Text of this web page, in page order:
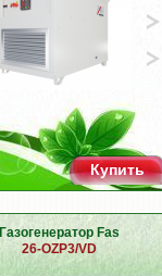
Купить
Газогенератор Fas
26-OZP3/VD